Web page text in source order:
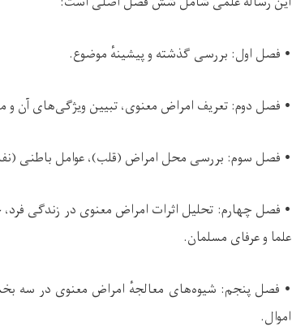
• فصل اول: بررسی گذشته و پیشینهٔ موضوع.
• فصل دوم: تعریف امراض معنوی، تبیین ویژگی‌های آن و
• فصل سوم: بررسی محل امراض (قلب)، عوامل باطنی
• فصل چهارم: تحلیل اثرات امراض معنوی در زندگی فرد،
علما و عرفای مسلمان.
• فصل پنجم: شیوه‌های معالجهٔ امراض معنوی در سه بخش:
اموال.